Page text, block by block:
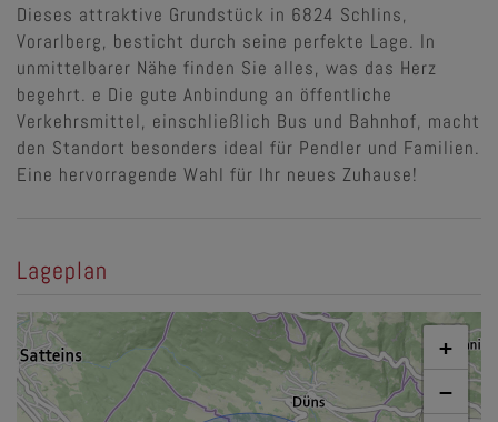
Dieses attraktive Grundstück in 6824 Schlins,
Vorarlberg, besticht durch seine perfekte Lage. In
unmittelbarer Nähe finden Sie alles, was das Herz
begehrt. e Die gute Anbindung an öffentliche
Verkehrsmittel, einschließlich Bus und Bahnhof, macht
den Standort besonders ideal für Pendler und Familien.
Eine hervorragende Wahl für Ihr neues Zuhause!
Lageplan
+
−